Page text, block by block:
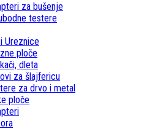
za bušenje
testere
Ureznice
ploče
dleta
za šlajfericu
za drvo i metal
ploče